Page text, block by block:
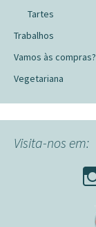
Tartes
Trabalhos
Vamos às compras?
Vegetariana
Visita-nos em: